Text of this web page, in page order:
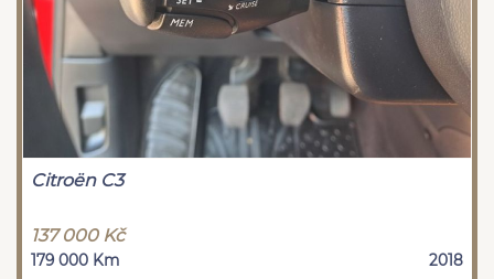
Citroën C3
137 000 Kč
179 000 Km 2018